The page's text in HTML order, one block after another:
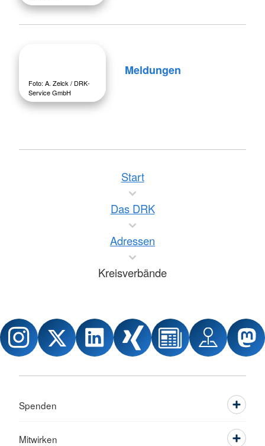
Foto: A. Zelck / DRK-
Service GmbH
Meldungen
Start
Das DRK
Adressen
Kreisverbände
Spenden
Mitwirken